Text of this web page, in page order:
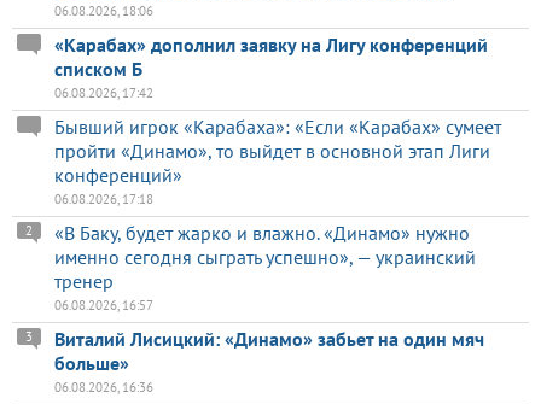
06.08.2026, 18:06
«Карабах» дополнил заявку на Лигу конференций
списком Б
06.08.2026, 17:42
Бывший игрок «Карабаха»: «Если «Карабах» сумеет
пройти «Динамо», то выйдет в основной этап Лиги
конференций»
06.08.2026, 17:18
«В Баку, будет жарко и влажно. «Динамо» нужно
именно сегодня сыграть успешно», — украинский
тренер
2
06.08.2026, 16:57
Виталий Лисицкий: «Динамо» забьет на один мяч
больше»
3
06.08.2026, 16:36